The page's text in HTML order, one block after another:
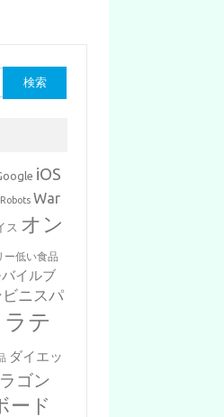
iOS
War
ス オン
ー低い食品
イルブ
ビニスパ
テ
ダイエッ
ゴン
ード